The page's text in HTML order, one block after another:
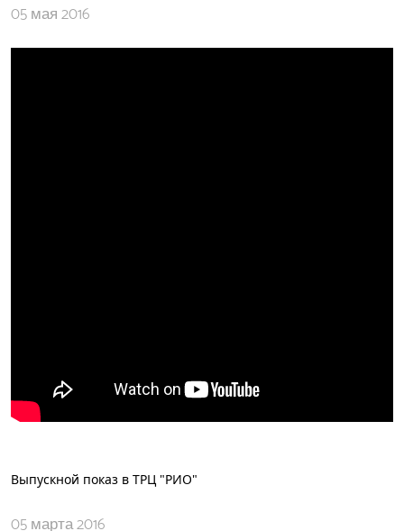
05 мая 2016
Выпускной показ в ТРЦ "РИО"
05 марта 2016